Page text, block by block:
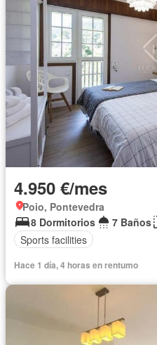
4.950 €/mes
Poio, Pontevedra
8 Dormitorios
7 Baños
Sports facilities
Hace 1 día, 4 horas en rentumo